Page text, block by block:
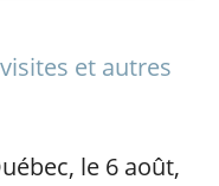
et autres
le 6 août,